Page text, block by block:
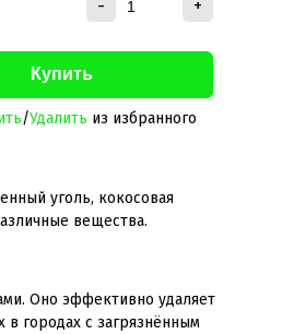
- +
/Удалить из избранного
уголь, кокосовая
вещества.
Оно эффективно удаляет
городах с загрязнённым